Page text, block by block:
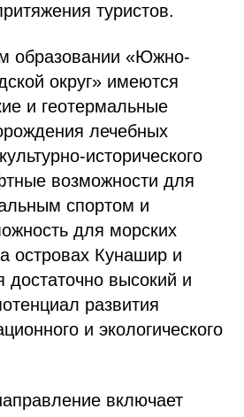
туристов.
образовании «Южно-
округ» имеются
и геотермальные
лечебных
исторического
возможности для
спортом и
для морских
островах Кунашир и
достаточно высокий и
развития
и экологического
включает